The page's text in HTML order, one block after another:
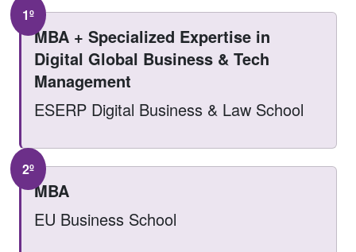
1º
MBA + Specialized Expertise in
Digital Global Business & Tech
Management
ESERP Digital Business & Law School
2º
MBA
EU Business School